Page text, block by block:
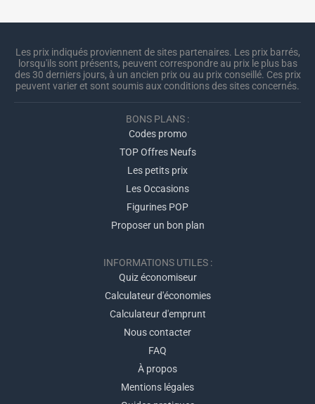
Les prix indiqués proviennent de sites partenaires. Les prix barrés,
lorsqu'ils sont présents, peuvent correspondre au prix le plus bas
des 30 derniers jours, à un ancien prix ou au prix conseillé. Ces prix
peuvent varier et sont soumis aux conditions des sites concernés.
BONS PLANS :
Codes promo
TOP Offres Neufs
Les petits prix
Les Occasions
Figurines POP
Proposer un bon plan
INFORMATIONS UTILES :
Quiz économiseur
Calculateur d'économies
Calculateur d'emprunt
Nous contacter
FAQ
À propos
Mentions légales